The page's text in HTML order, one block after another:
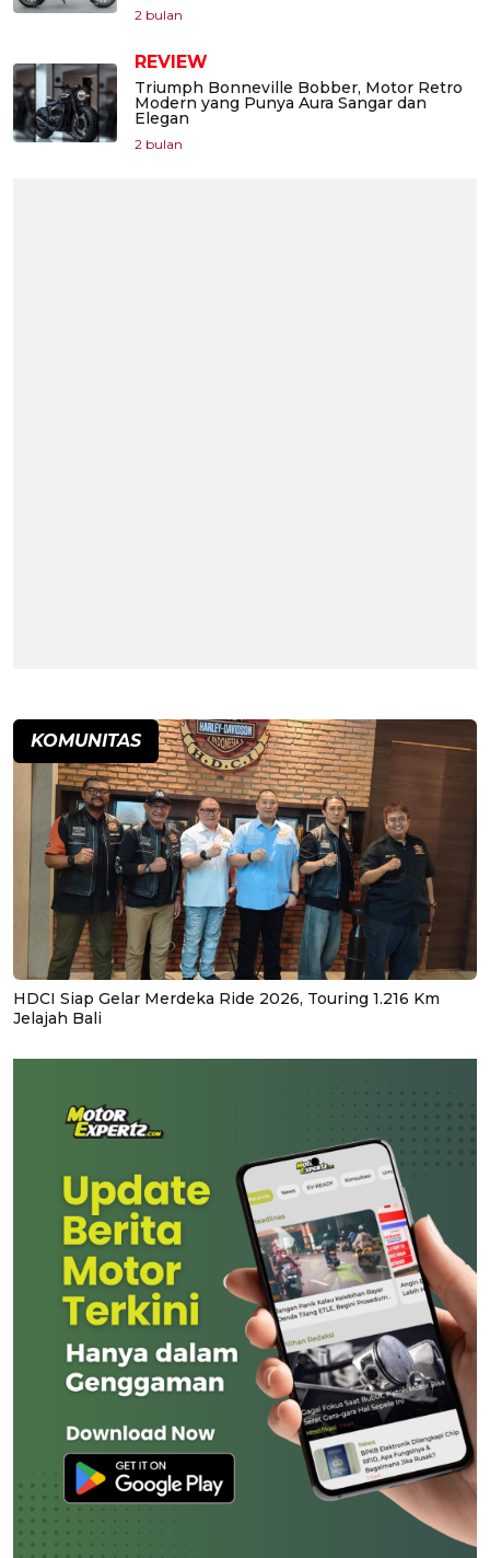
2 bulan
REVIEW
Triumph Bonneville Bobber, Motor Retro
Modern yang Punya Aura Sangar dan
Elegan
2 bulan
KOMUNITAS
HDCI Siap Gelar Merdeka Ride 2026, Touring 1.216 Km
Jelajah Bali